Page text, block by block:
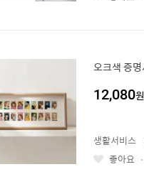
오크색 증
12,080원
좋
생활서비스
좋아요